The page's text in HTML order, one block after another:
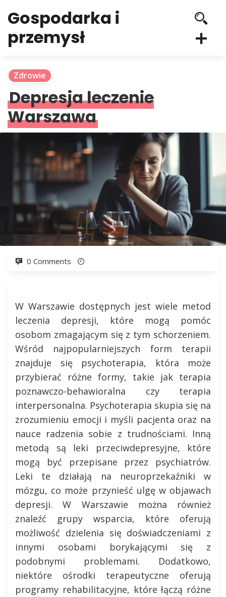
Gospodarka i
przemysł
Zdrowie
Depresja leczenie
Warszawa
0 Comments
W Warszawie dostępnych jest wiele metod
leczenia depresji, które mogą pomóc
osobom zmagającym się z tym schorzeniem.
Wśród najpopularniejszych form terapii
znajduje się psychoterapia, która może
przybierać różne formy, takie jak terapia
poznawczo-behawioralna czy terapia
interpersonalna. Psychoterapia skupia się na
zrozumieniu emocji i myśli pacjenta oraz na
nauce radzenia sobie z trudnościami. Inną
metodą są leki przeciwdepresyjne, które
mogą być przepisane przez psychiatrów.
Leki te działają na neuroprzekaźniki w
mózgu, co może przynieść ulgę w objawach
depresji. W Warszawie można również
znaleźć grupy wsparcia, które oferują
możliwość dzielenia się doświadczeniami z
innymi osobami borykającymi się z
podobnymi problemami. Dodatkowo,
niektóre ośrodki terapeutyczne oferują
programy rehabilitacyjne, które łączą różne